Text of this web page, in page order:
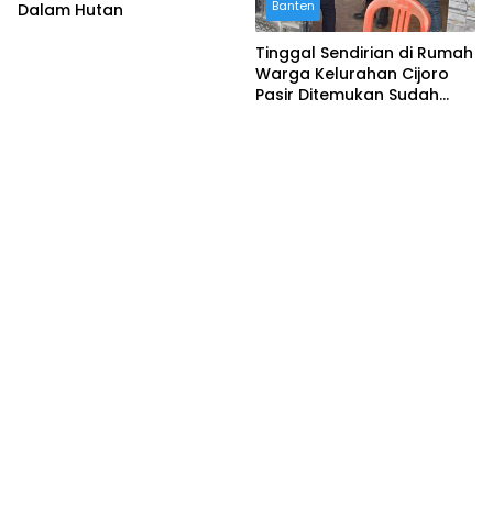
Dalam Hutan
Banten
Tinggal Sendirian di Rumah
Warga Kelurahan Cijoro
Pasir Ditemukan Sudah